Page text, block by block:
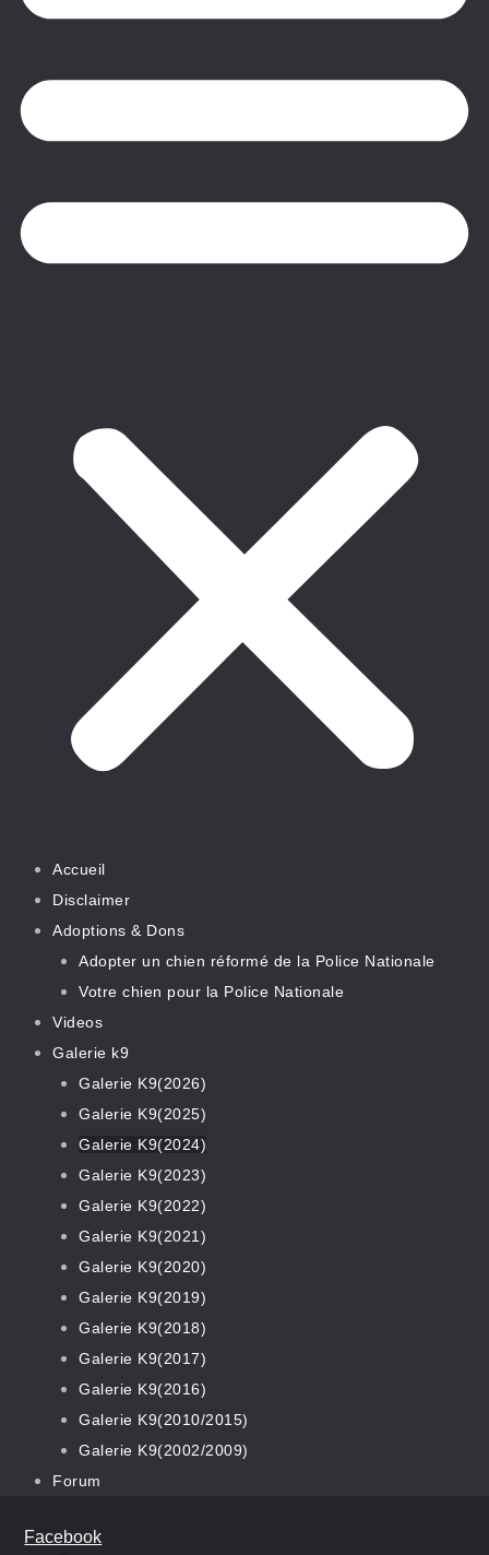
Accueil
Disclaimer
Adoptions & Dons
Adopter un chien réformé de la Police Nationale
Votre chien pour la Police Nationale
Videos
Galerie k9
Galerie K9(2026)
Galerie K9(2025)
Galerie K9(2024)
Galerie K9(2023)
Galerie K9(2022)
Galerie K9(2021)
Galerie K9(2020)
Galerie K9(2019)
Galerie K9(2018)
Galerie K9(2017)
Galerie K9(2016)
Galerie K9(2010/2015)
Galerie K9(2002/2009)
Forum
Facebook